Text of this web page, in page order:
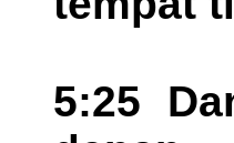
5:25